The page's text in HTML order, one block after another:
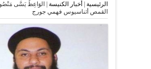
الرئيسية أخبار الكنيسة
الوَاعِظُ يَسَّى
القمص أثناسيوس فهمي جورج